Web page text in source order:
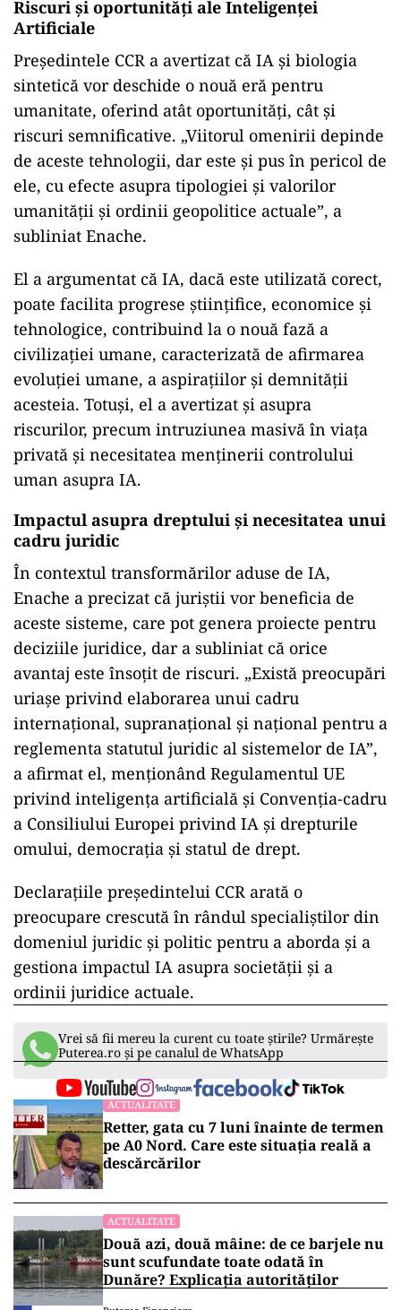
Riscuri și oportunități ale Inteligenței
Artificiale
Președintele CCR a avertizat că IA și biologia
sintetică vor deschide o nouă eră pentru
umanitate, oferind atât oportunități, cât și
riscuri semnificative. „Viitorul omenirii depinde
de aceste tehnologii, dar este și pus în pericol de
ele, cu efecte asupra tipologiei și valorilor
umanității și ordinii geopolitice actuale”, a
subliniat Enache.
El a argumentat că IA, dacă este utilizată corect,
poate facilita progrese științifice, economice și
tehnologice, contribuind la o nouă fază a
civilizației umane, caracterizată de afirmarea
evoluției umane, a aspirațiilor și demnității
acesteia. Totuși, el a avertizat și asupra
riscurilor, precum intruziunea masivă în viața
privată și necesitatea menținerii controlului
uman asupra IA.
Impactul asupra dreptului și necesitatea unui
cadru juridic
În contextul transformărilor aduse de IA,
Enache a precizat că juriștii vor beneficia de
aceste sisteme, care pot genera proiecte pentru
deciziile juridice, dar a subliniat că orice
avantaj este însoțit de riscuri. „Există preocupări
uriașe privind elaborarea unui cadru
internațional, supranațional și național pentru a
reglementa statutul juridic al sistemelor de IA”,
a afirmat el, menționând Regulamentul UE
privind inteligența artificială și Convenția-cadru
a Consiliului Europei privind IA și drepturile
omului, democrația și statul de drept.
Declarațiile președintelui CCR arată o
preocupare crescută în rândul specialiștilor din
domeniul juridic și politic pentru a aborda și a
gestiona impactul IA asupra societății și a
ordinii juridice actuale.
Vrei să fii mereu la curent cu toate știrile? Urmărește
Puterea.ro și pe canalul de WhatsApp
ACTUALITATE
Retter, gata cu 7 luni înainte de termen
pe A0 Nord. Care este situația reală a
descărcărilor
ACTUALITATE
Două azi, două mâine: de ce barjele nu
sunt scufundate toate odată în
Dunăre? Explicația autorităților